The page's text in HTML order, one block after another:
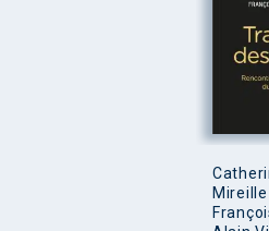
Mireille